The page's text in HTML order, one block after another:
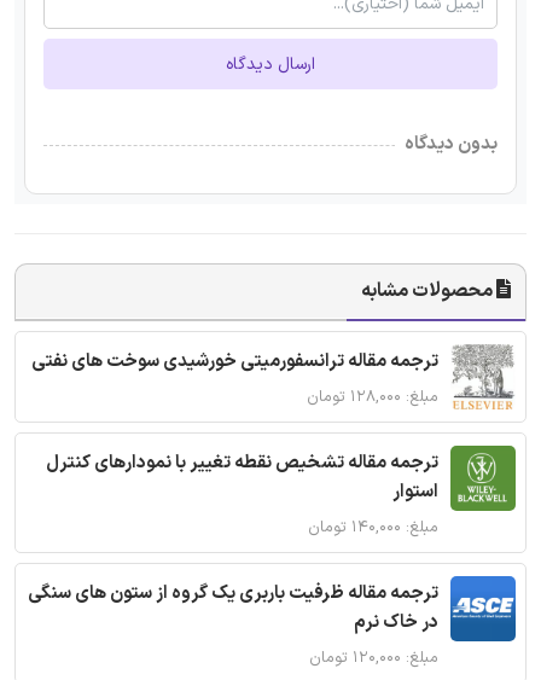
ارسال دیدگاه
بدون دیدگاه
محصولات مشابه
ترجمه مقاله ترانسفورمیتی خورشیدی سوخت های نفتی
مبلغ: ۱۲۸,۰۰۰ تومان
ترجمه مقاله تشخیص نقطه تغییر با نمودارهای کنترل
استوار
مبلغ: ۱۴۰,۰۰۰ تومان
ترجمه مقاله ظرفیت باربری یک گروه از ستون های سنگی
در خاک نرم
مبلغ: ۱۲۰,۰۰۰ تومان